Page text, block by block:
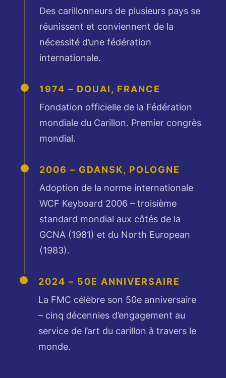
Des carillonneurs de plusieurs pays se
réunissent et conviennent de la
nécessité d’une fédération
internationale.
1974 – DOUAI, FRANCE
Fondation officielle de la Fédération
mondiale du Carillon. Premier congrès
mondial.
2006 – GDANSK, POLOGNE
Adoption de la norme internationale
WCF Keyboard 2006 – troisième
standard mondial aux côtés de la
GCNA (1981) et du North European
(1983).
2024 – 50E ANNIVERSAIRE
La FMC célèbre son 50e anniversaire
– cinq décennies d’engagement au
service de l’art du carillon à travers le
monde.